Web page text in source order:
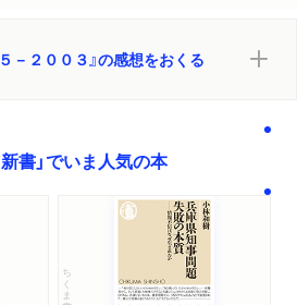
－２００３』の感想をおくる
新書」でいま人気の本
ちくま新書